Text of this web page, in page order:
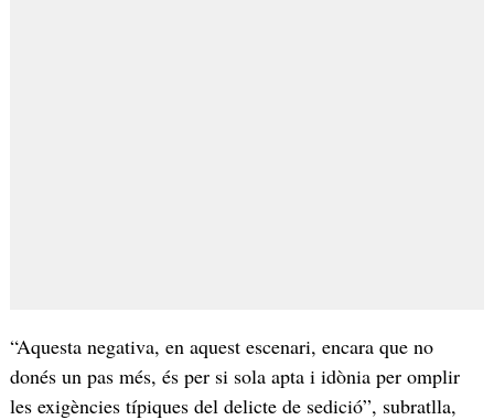
“Aquesta negativa, en aquest escenari, encara que no
donés un pas més, és per si sola apta i idònia per omplir
les exigències típiques del delicte de sedició”, subratlla,